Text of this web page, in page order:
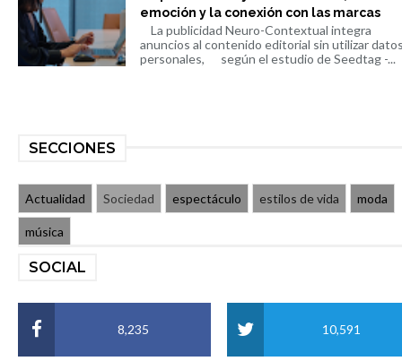
emoción y la conexión con las marcas
La publicidad Neuro-Contextual integra
anuncios al contenido editorial sin utilizar
personales, según el estudio de Seedtag -...
SECCIONES
Actualidad Sociedad espectáculo estilos de vida moda
música
SOCIAL
8,235 10,591